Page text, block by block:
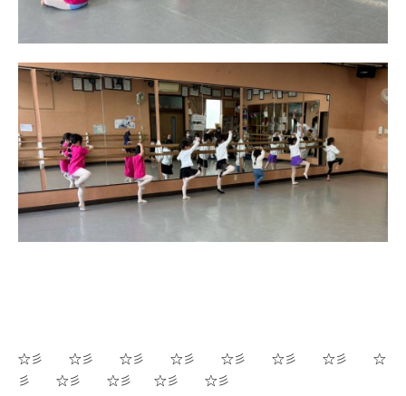
☆彡 ☆彡 ☆彡 ☆彡 ☆彡 ☆彡 ☆彡 ☆
彡 ☆彡 ☆彡 ☆彡 ☆彡